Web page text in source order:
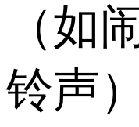
（如
铃声